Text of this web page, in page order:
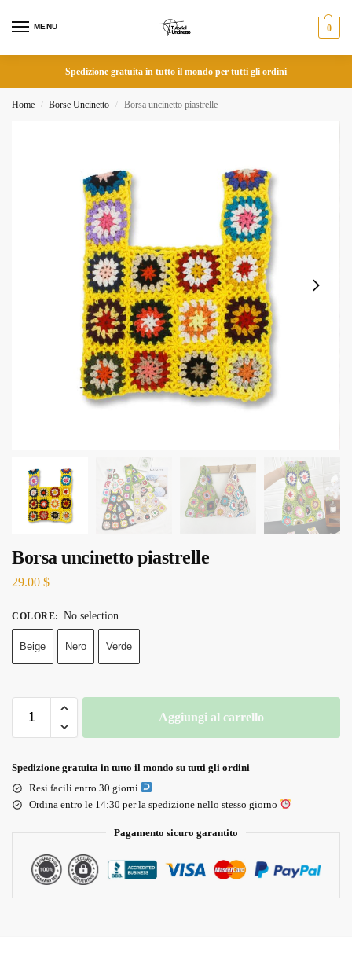
MENU 0
Spedizione gratuita in tutto il mondo per tutti gli ordini
Home / Borse Uncinetto / Borsa uncinetto piastrelle
Borsa uncinetto piastrelle
29.00 $
COLORE: No selection
Beige Nero Verde
Aggiungi al carrello
Spedizione gratuita in tutto il mondo su tutti gli ordini
Resi facili entro 30 giorni
Ordina entro le 14:30 per la spedizione nello stesso giorno
Pagamento sicuro garantito